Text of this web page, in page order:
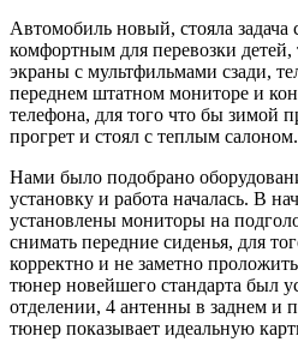
Автомобиль новый, стояла задача
комфортным для перевозки
экраны с мультфильмами сзади,
переднем штатном мониторе и
телефона, для того что бы зимой
прогрет и стоял с теплым салоном.
Нами было подобрано
установку и работа началась. В
установлены мониторы на
снимать передние сиденья, для
корректно и не заметно
тюнер новейшего стандарта был
отделении, 4 антенны в заднем и
тюнер показывает идеальную